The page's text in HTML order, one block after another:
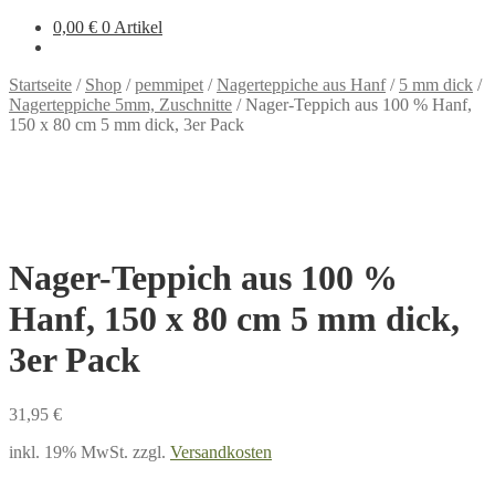
0,00 € 0 Artikel
Startseite / Shop /pemmipet /Nagerteppiche aus Hanf/ 5 mm dick /
Nagerteppiche 5mm, Zuschnitte /Nager-Teppich aus 100 % Hanf,
150 x 80 cm 5 mm dick, 3er Pack
Nager-Teppich aus 100 %
Hanf, 150 x 80 cm 5 mm dick,
3er Pack
31,95 €
inkl. 19% MwSt. zzgl. Versandkosten